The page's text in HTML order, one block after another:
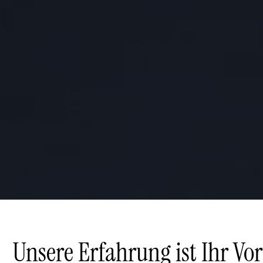
Unsere Erfahrung ist Ihr